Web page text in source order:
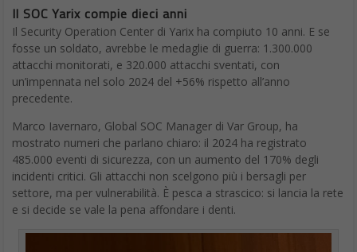
Il SOC Yarix compie dieci anni
Il Security Operation Center di Yarix ha compiuto 10 anni. E se
fosse un soldato, avrebbe le medaglie di guerra: 1.300.000
attacchi monitorati, e 320.000 attacchi sventati, con
un’impennata nel solo 2024 del +56% rispetto all’anno
precedente.
Marco Iavernaro, Global SOC Manager di Var Group, ha
mostrato numeri che parlano chiaro: il 2024 ha registrato
485.000 eventi di sicurezza, con un aumento del 170% degli
incidenti critici. Gli attacchi non scelgono più i bersagli per
settore, ma per vulnerabilità. È pesca a strascico: si lancia la rete
e si decide se vale la pena affondare i denti.